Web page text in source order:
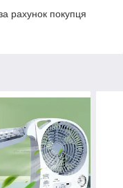
рахунок покупця